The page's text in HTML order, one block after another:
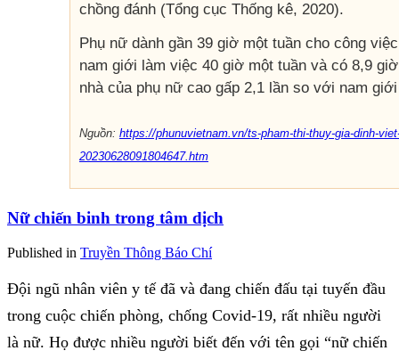
chồng đánh (Tổng cục Thống kê, 2020).
Phụ nữ dành gần 39 giờ một tuần cho công
nam giới làm việc 40 giờ một tuần và có 8,9
nhà của phụ nữ cao gấp 2,1 lần so với nam
Nguồn: https://phunuvietnam.vn/ts-pham-thi-thuy-gia-dinh-
20230628091804647.htm
Nữ chiến binh trong tâm dịch
Published in Truyền Thông Báo Chí
Đội ngũ nhân viên y tế đã và đang chiến đấu tại tuyến đầu
trong cuộc chiến phòng, chống Covid-19, rất nhiều người
là nữ. Họ được nhiều người biết đến với tên gọi “nữ chiến